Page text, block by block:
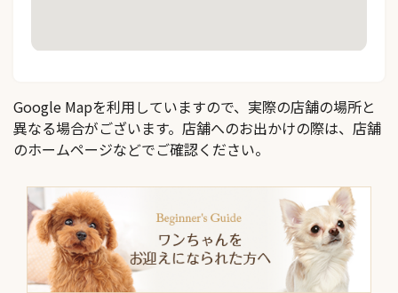
Google Mapを利用していますので、実際の店舗の場所と
異なる場合がございます。店舗へのお出かけの際は、店舗
のホームページなどでご確認ください。